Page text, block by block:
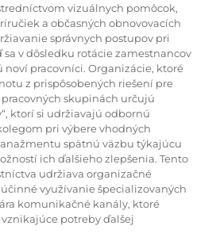
vizuálnych pomôcok,
a občasných obnovovacích
správnych postupov pri
v dôsledku rotácie zamestnancov
pracovníci. Organizácie, ktoré
z prispôsobených riešení pre
pracovných skupinách určujú
ktorí si udržiavajú odbornú
pri výbere vhodných
spätnú väzbu týkajúcu
ich ďalšieho zlepšenia. Tento
udržiava organizačné
využívanie špecializovaných
komunikačné kanály, ktoré
potreby ďalšej